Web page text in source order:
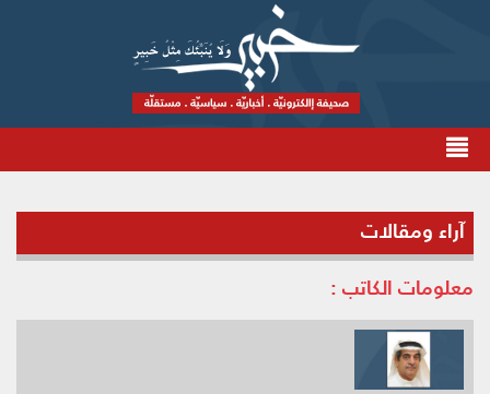
آراء ومقالات
معلومات الكاتب :